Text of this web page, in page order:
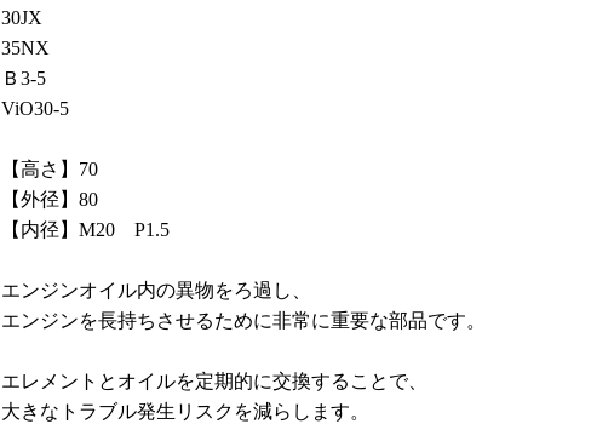
30JX
35NX
Ｂ3-5
ViO30-5
【高さ】70
【外径】80
【内径】M20 P1.5
エンジンオイル内の異物をろ過し、
エンジンを長持ちさせるために非常に重要な部品です。
エレメントとオイルを定期的に交換することで、
大きなトラブル発生リスクを減らします。